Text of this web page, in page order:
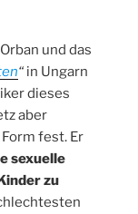
und das
“ in Ungarn
dieses
aber
fest. Er
sexuelle
zu